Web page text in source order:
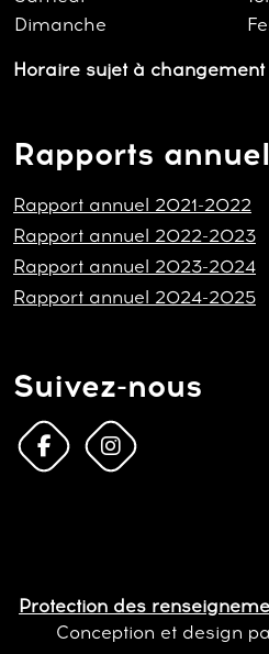
Dimanche
Horaire sujet à
Rapports
Rapport annuel 2021-2022
Rapport annuel 2022-2023
Rapport annuel 2023-2024
Rapport annuel 2024-2025
Suivez-nous
Protection des
Conception et design